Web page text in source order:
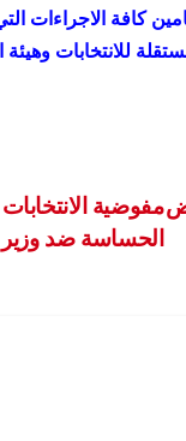
كافة الاجراءات
للانتخابات وهيئة
مفوضية
الحساسة ضد